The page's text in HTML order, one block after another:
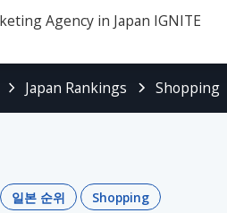
Japan Rankings Shopping
일본 순위 Shopping